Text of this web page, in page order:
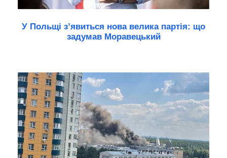
У Польщі з’явиться нова велика партія: що
задумав Моравецький